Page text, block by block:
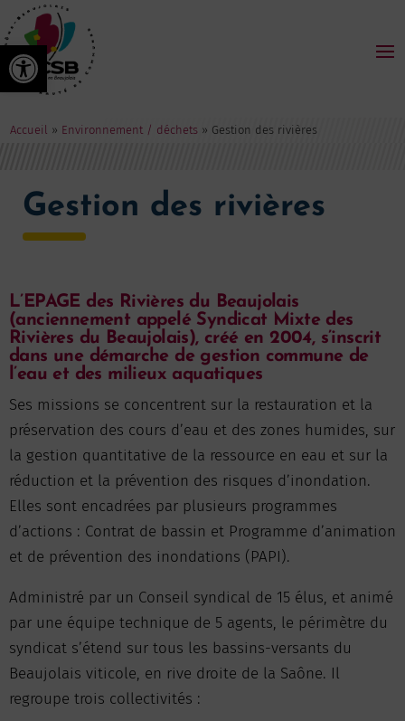
Ouvrir la barre d’outils
Accueil » Environnement / déchets » Gestion des rivières
Gestion des rivières
L’EPAGE des Rivières du Beaujolais
(anciennement appelé Syndicat Mixte des
Rivières du Beaujolais), créé en 2004, s’inscrit
dans une démarche de gestion commune de
l’eau et des milieux aquatiques
Ses missions se concentrent sur la restauration et la
préservation des cours d’eau et des zones humides, sur
la gestion quantitative de la ressource en eau et sur la
réduction et la prévention des risques d’inondation.
Elles sont encadrées par plusieurs programmes
d’actions : Contrat de bassin et Programme d’animation
et de prévention des inondations (PAPI).
Administré par un Conseil syndical de 15 élus, et animé
par une équipe technique de 5 agents, le périmètre du
syndicat s’étend sur tous les bassins-versants du
Beaujolais viticole, en rive droite de la Saône. Il
regroupe trois collectivités :